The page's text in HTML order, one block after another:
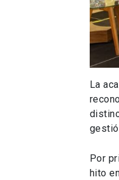
La
Por
hito